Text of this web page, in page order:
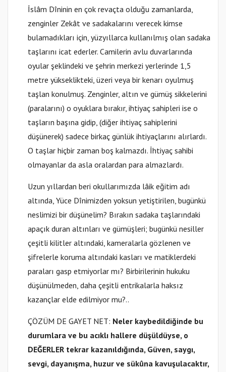
İslâm Dîninin en çok revaçta olduğu zamanlarda,
zenginler Zekât ve sadakalarını verecek kimse
bulamadıkları için, yüzyıllarca kullanılmış olan sadaka
taşlarını icat ederler. Camilerin avlu duvarlarında
oyular şeklindeki ve şehrin merkezi yerlerinde 1,5
metre yükseklikteki, üzeri veya bir kenarı oyulmuş
taşlan konulmuş. Zenginler, altın ve gümüş sikkelerini
(paralarını) o oyuklara bırakır, ihtiyaç sahipleri ise o
taşların başına gidip, (diğer ihtiyaç sahiplerini
düşünerek) sadece birkaç günlük ihtiyaçlarını alırlardı.
O taşlar hiçbir zaman boş kalmazdı. İhtiyaç sahibi
olmayanlar da asla oralardan para almazlardı.
Uzun yıllardan beri okullarımızda lâik eğitim adı
altında, Yüce Dînimizden yoksun yetiştirilen, bugünkü
neslimizi bir düşünelim? Bırakın sadaka taşlarındaki
apaçık duran altınları ve gümüşleri; bugünkü nesiller
çeşitli kilitler altındaki, kameralarla gözlenen ve
şifrelerle koruma altındaki kasları ve matiklerdeki
paraları gasp etmiyorlar mı? Birbirilerinin hukuku
düşünülmeden, daha çeşitli entrikalarla haksız
kazançlar elde edilmiyor mu?..
ÇÖZÜM DE GAYET NET: Neler kaybedildiğinde bu
durumlara ve bu acıklı hallere düşüldüyse, o
DEĞERLER tekrar kazanıldığında, Güven, saygı,
sevgi, dayanışma, huzur ve sükûna kavuşulacaktır,